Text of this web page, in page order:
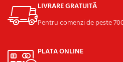
LIVRARE GRATUITĂ
Pentru comenzi de peste
PLATA ONLINE